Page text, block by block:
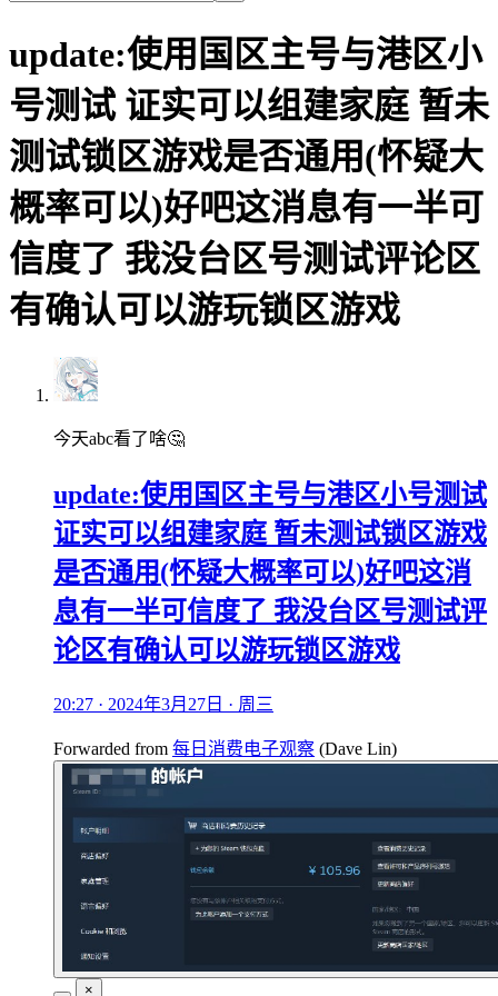
update:使用国区主号与港区小
号测试 证实可以组建家庭 暂未
测试锁区游戏是否通用(怀疑大
概率可以)好吧这消息有一半可
信度了 我没台区号测试评论区
有确认可以游玩锁区游戏
今天abc看了啥🤔
update:使用国区主号与港区小号测试
证实可以组建家庭 暂未测试锁区游戏
是否通用(怀疑大概率可以)好吧这消
息有一半可信度了 我没台区号测试评
论区有确认可以游玩锁区游戏
20:27 · 2024年3月27日 · 周三
Forwarded from 每日消费电子观察 (Dave Lin)
×